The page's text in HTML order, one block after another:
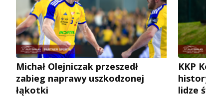
Michał Olejniczak przeszedł
zabieg naprawy uszkodzonej
łąkotki
KKP
lidze